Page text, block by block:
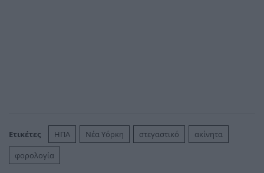
Ετικέτες ΗΠΑ Νέα Υόρκη στεγαστικό
ακίνητα
φορολογία